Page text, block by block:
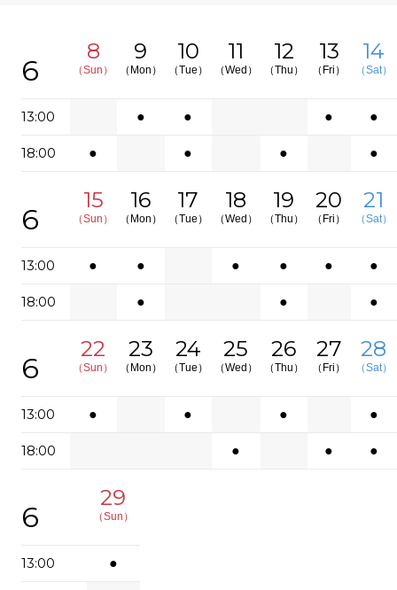
6
8
（Sun）
9
（Mon）
10
（Tue）
11
（Wed）
12
（Thu）
13
（Fri）
14
（Sat）
13:00 ● ● ● ●
18:00 ● ● ● ●
6
15
（Sun）
16
（Mon）
17
（Tue）
18
（Wed）
19
（Thu）
20
（Fri）
21
（Sat）
13:00 ● ● ● ● ● ●
18:00 ● ● ●
6
22
（Sun）
23
（Mon）
24
（Tue）
25
（Wed）
26
（Thu）
27
（Fri）
28
（Sat）
13:00 ● ● ● ●
18:00 ● ● ●
6
29
（Sun）
13:00 ●